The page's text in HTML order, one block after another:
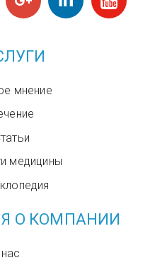
мнение
медицины
О КОМПАНИИ